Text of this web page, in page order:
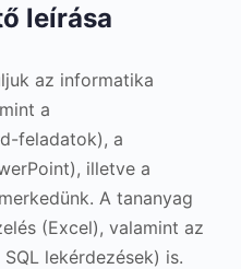
leírása
az informatika
a
feladatok), a
illetve a
A tananyag
(Excel), valamint az
lekérdezések) is.